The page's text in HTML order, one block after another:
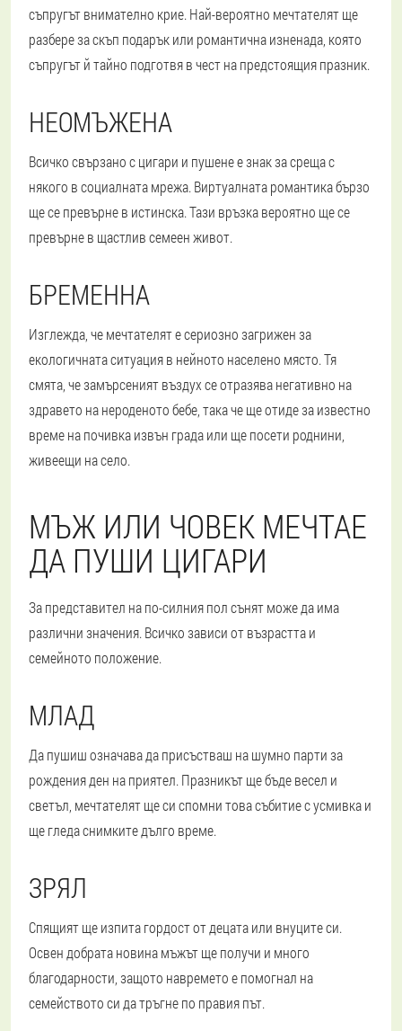
съпругът внимателно крие. Най-вероятно мечтателят ще
разбере за скъп подарък или романтична изненада, която
съпругът й тайно подготвя в чест на предстоящия празник.
НЕОМЪЖЕНА
Всичко свързано с цигари и пушене е знак за среща с
някого в социалната мрежа. Виртуалната романтика бързо
ще се превърне в истинска. Тази връзка вероятно ще се
превърне в щастлив семеен живот.
БРЕМЕННА
Изглежда, че мечтателят е сериозно загрижен за
екологичната ситуация в нейното населено място. Тя
смята, че замърсеният въздух се отразява негативно на
здравето на нероденото бебе, така че ще отиде за известно
време на почивка извън града или ще посети роднини,
живеещи на село.
МЪЖ ИЛИ ЧОВЕК МЕЧТАЕ
ДА ПУШИ ЦИГАРИ
За представител на по-силния пол сънят може да има
различни значения. Всичко зависи от възрастта и
семейното положение.
МЛАД
Да пушиш означава да присъстваш на шумно парти за
рождения ден на приятел. Празникът ще бъде весел и
светъл, мечтателят ще си спомни това събитие с усмивка и
ще гледа снимките дълго време.
ЗРЯЛ
Спящият ще изпита гордост от децата или внуците си.
Освен добрата новина мъжът ще получи и много
благодарности, защото навремето е помогнал на
семейството си да тръгне по правия път.